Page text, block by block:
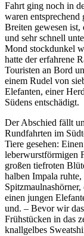
Fahrt ging noch in
waren
Breiten gewesen
und sehr schnell
Mond stockdunkel
hatte der erfahrene
Touristen an Bord
einem Rudel von
Elefanten, einer
Südens entschädigt.
Der Abschied fällt
Rundfahrten im
Tiere gesehen:
leberwurstförmigen
großen tiefroten
halben Impala
einen jungen
und. – Bevor wir
Frühstücken in das
knallgelbes